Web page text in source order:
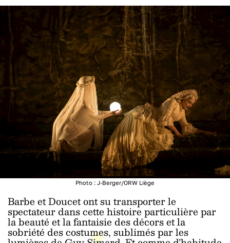
Photo : J-Berger/ORW Liège
Barbe et Doucet ont su transporter le
spectateur dans cette histoire particulière par
la beauté et la fantaisie des décors et la
sobriété des costumes, sublimés par les